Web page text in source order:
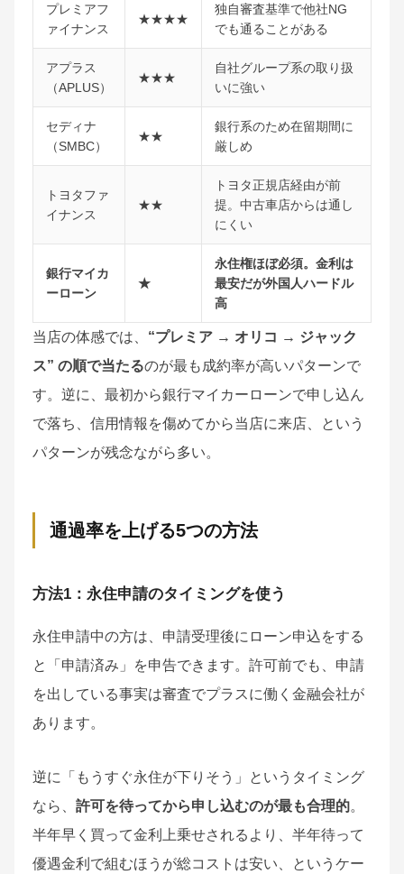
プレミアフ
ァイナンス
★★★★
独自審査基準で他社NG
でも通ることがある
アプラス
（APLUS）
★★★
自社グループ系の取り扱
いに強い
セディナ
（SMBC）
★★
銀行系のため在留期間に
厳しめ
トヨタファ
イナンス
★★
トヨタ正規店経由が前
提。中古車店からは通し
にくい
銀行マイカ
ーローン
★
永住権ほぼ必須。金利は
最安だが外国人ハードル
高
当店の体感では、 “プレミア → オリコ → ジャック
ス” の順で当たるのが最も成約率が高いパターンで
す。逆に、最初から銀行マイカーローンで申し込ん
で落ち、信用情報を傷めてから当店に来店、という
パターンが残念ながら多い。
通過率を上げる5つの方法
方法1：永住申請のタイミングを使う
永住申請中の方は、申請受理後にローン申込をする
と「申請済み」を申告できます。許可前でも、申請
を出している事実は審査でプラスに働く金融会社が
あります。
逆に「もうすぐ永住が下りそう」というタイミング
なら、 許可を待ってから申し込むのが最も合理的。
半年早く買って金利上乗せされるより、半年待って
優遇金利で組むほうが総コストは安い、というケー